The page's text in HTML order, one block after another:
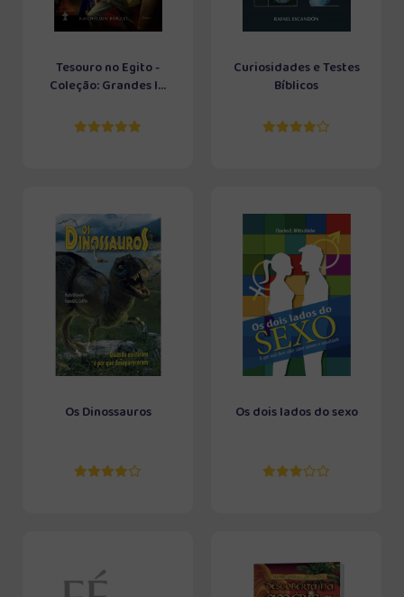
Tesouro no Egito -
Coleção: Grandes I...
Curiosidades e Testes
Bíblicos
Os Dinossauros Os dois lados do sexo